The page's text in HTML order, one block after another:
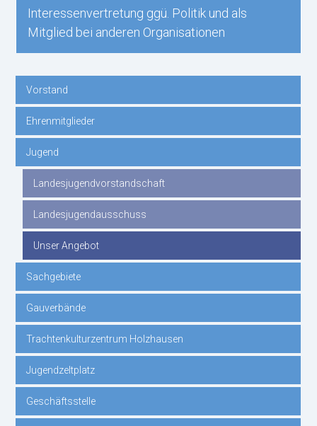
Interessenvertretung ggü. Politik und als
Mitglied bei anderen Organisationen
Navigation
überspringen
Vorstand
Ehrenmitglieder
Jugend
Landesjugendvorstandschaft
Landesjugendausschuss
Unser Angebot
Sachgebiete
Gauverbände
Trachtenkulturzentrum Holzhausen
Jugendzeltplatz
Geschäftsstelle